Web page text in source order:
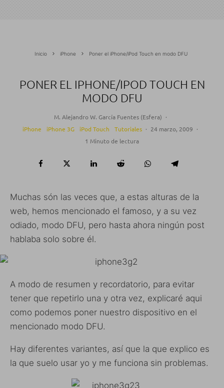
Inicio iPhone Poner el iPhone/iPod Touch en modo DFU
PONER EL IPHONE/IPOD TOUCH EN
MODO DFU
M. Alejandro W. García Fuentes (Esfera) ·
iPhone
iPhone 3G iPod Touch Tutoriales · 24 marzo, 2009 ·
1 Minuto de lectura
Muchas són las veces que, a estas alturas de la
web, hemos mencionado el famoso, y a su vez
odiado, modo DFU, pero hasta ahora ningún post
hablaba solo sobre él.
A modo de resumen y recordatorio, para evitar
tener que repetirlo una y otra vez, explicaré aqui
como podemos poner nuestro dispositivo en el
mencionado modo DFU.
Hay diferentes variantes, así que la que explico es
la que suelo usar yo y me funciona sin problemas.